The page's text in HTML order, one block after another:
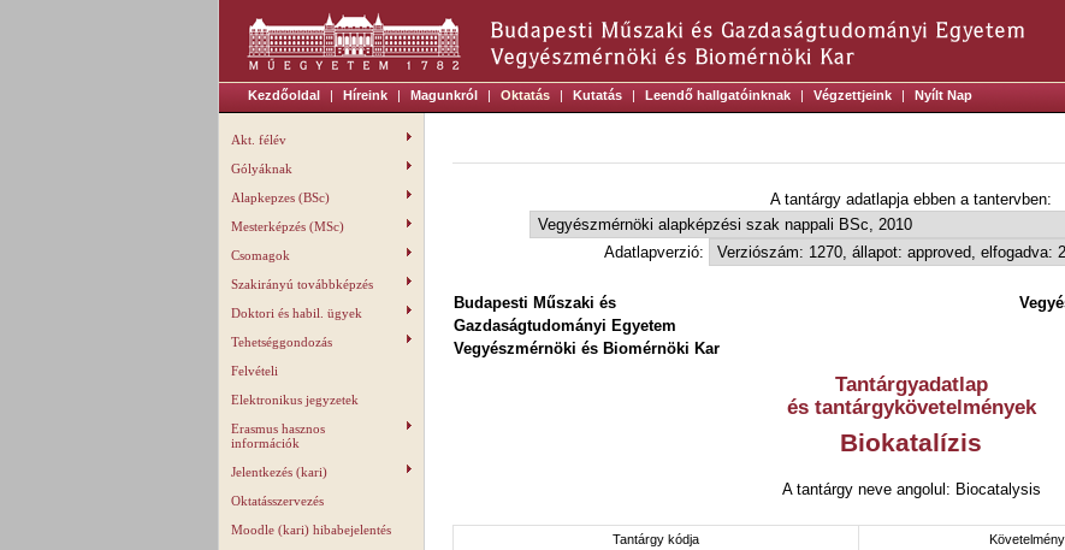
Kezdőoldal | Híreink | Magunkról | Oktatás | Kutatás | Leendő hallgatóinknak | Végzettjeink | Nyílt Nap
Akt. félév
Gólyáknak
Alapkepzes (BSc)
Mesterképzés (MSc)
Csomagok
Szakirányú továbbképzés
Doktori és habil. ügyek
Tehetséggondozás
Felvételi
Elektronikus jegyzetek
Erasmus hasznos
információk
Jelentkezés (kari)
Oktatásszervezés
Moodle (kari) hibabejelentés
A tantárgy adatlapja ebben a tantervben:
Adatlapverzió:
Budapesti Műszaki és
Gazdaságtudományi Egyetem
Vegyészmérnöki és Biomérnöki Kar
Tantárgyadatlap
és tantárgykövetelmények
Biokatalízis
A tantárgy neve angolul: Biocatalysis
Tantárgy kódja Követelmény